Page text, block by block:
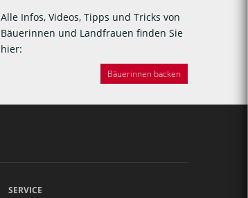
Alle Infos, Videos, Tipps und Tricks von
Bäuerinnen und Landfrauen finden Sie
hier:
Bäuerinnen backen
SERVICE